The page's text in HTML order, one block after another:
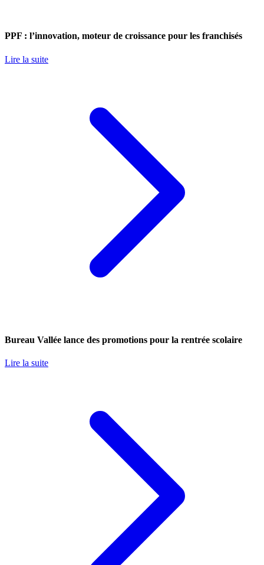
PPF : l’innovation, moteur de croissance pour les franchisés
Lire la suite
Bureau Vallée lance des promotions pour la rentrée scolaire
Lire la suite